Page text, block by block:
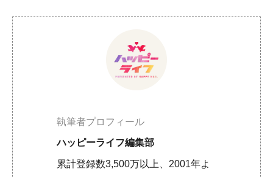
執筆者プロフィール
ハッピーライフ編集部
累計登録数3,500万以上、2001年よ